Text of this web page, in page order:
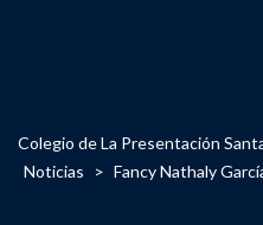
Colegio de La Presentación
Noticias
> Fancy Nathaly